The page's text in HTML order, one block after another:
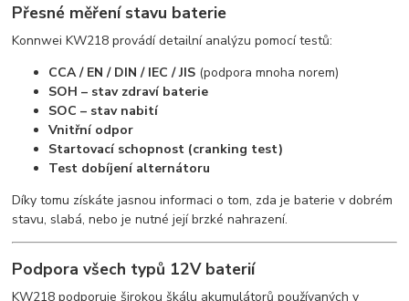
Přesné měření stavu baterie
Konnwei KW218 provádí detailní analýzu pomocí testů:
CCA / EN / DIN / IEC / JIS (podpora mnoha norem)
SOH – stav zdraví baterie
SOC – stav nabití
Vnitřní odpor
Startovací schopnost (cranking test)
Test dobíjení alternátoru
Díky tomu získáte jasnou informaci o tom, zda je baterie v dobrém
stavu, slabá, nebo je nutné její brzké nahrazení.
Podpora všech typů 12V baterií
KW218 podporuje širokou škálu akumulátorů používaných v